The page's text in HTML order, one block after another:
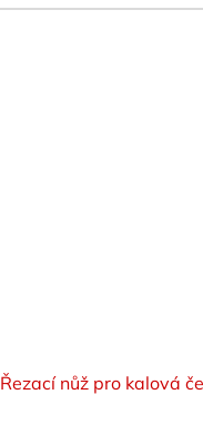
Řezací nůž pro kalová